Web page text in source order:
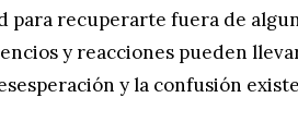
para recuperarte fuera de
y reacciones pueden
y la confusión